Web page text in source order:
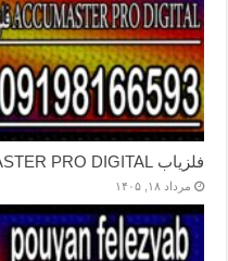
فلزیاب ACCUMASTER PRO DIGITAL
مرداد ۱۸, ۱۴۰۵